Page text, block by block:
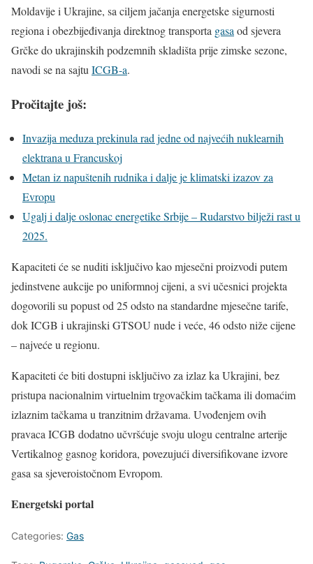
Moldavije i Ukrajine, sa ciljem jačanja energetske sigurnosti
regiona i obezbijeđivanja direktnog transporta gasaod sjevera
Grčke do ukrajinskih podzemnih skladišta prije zimske sezone,
navodi se na sajtuICGB-a.
Pročitajte još:
Invazija meduza prekinula rad jedne od najvećih nuklearnih
elektrana u Francuskoj
Metan iz napuštenih rudnika i dalje je klimatski izazov za
Evropu
Ugalj i dalje oslonac energetike Srbije – Rudarstvo bilježi rast u
2025.
Kapaciteti će se nuditi isključivo kao mjesečni proizvodi putem
jedinstvene aukcije po uniformnoj cijeni, a svi učesnici projekta
dogovorili su popust od 25 odsto na standardne mjesečne tarife,
dok ICGB i ukrajinski GTSOU nude i veće, 46 odsto niže cijene
– najveće u regionu.
Kapaciteti će biti dostupni isključivo za izlaz ka Ukrajini, bez
pristupa nacionalnim virtuelnim trgovačkim tačkama ili domaćim
izlaznim tačkama u tranzitnim državama. Uvođenjem ovih
pravaca ICGB dodatno učvršćuje svoju ulogu centralne arterije
Vertikalnog gasnog koridora, povezujući diversifikovane izvore
gasa sa sjeveroistočnom Evropom.
Energetski portal
Categories: Gas